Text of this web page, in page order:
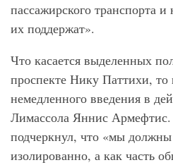
пассажирского транспорта
их поддержат».
Что касается выделенных
проспекте Нику Паттихи, то
немедленного введения в
Лимассола Яннис
подчеркнул, что «мы должны
изолированно, а как часть